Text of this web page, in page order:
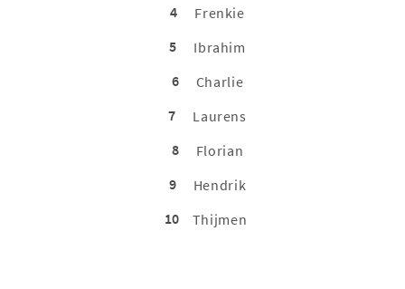
4
Frenkie
5
Ibrahim
6
Charlie
7
Laurens
8
Florian
9
Hendrik
10
Thijmen